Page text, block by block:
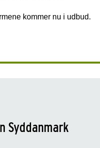
kommer nu i udbud.
Syddanmark